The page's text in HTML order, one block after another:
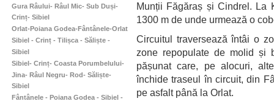
Gura Râului- Râul Mic- Sub Duși-
Crinț- Sibiel
Orlat-Poiana Godea-Fântânele-Orlat
Sibiel - Crinț - Tilișca - Săliște -
Sibiel
Sibiel- Crinț- Coasta Porumbelului-
Jina- Râul Negru- Rod- Săliște-
Sibiel
Fântânele - Poiana Godea - Sibiel -
Munții Făgăraș și Cindrel. La
1300 m de unde urmează o
Circuitul traversează întâi o
zone repopulate de molid
pășunat care, pe alocuri,
închide traseul în circuit, din
pe asfalt până la Orlat.